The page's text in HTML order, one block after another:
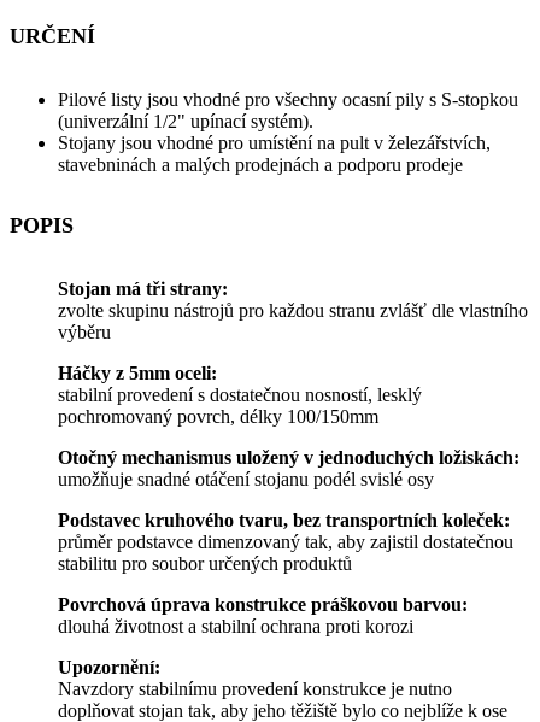
URČENÍ
Pilové listy jsou vhodné pro všechny ocasní pily s S-stopkou
(univerzální 1/2" upínací systém).
Stojany jsou vhodné pro umístění na pult v železářstvích,
stavebninách a malých prodejnách a podporu prodeje
POPIS
Stojan má tři strany:
zvolte skupinu nástrojů pro každou stranu zvlášť dle vlastního
výběru
Háčky z 5mm oceli:
stabilní provedení s dostatečnou nosností, lesklý
pochromovaný povrch, délky 100/150mm
Otočný mechanismus uložený v jednoduchých ložiskách:
umožňuje snadné otáčení stojanu podél svislé osy
Podstavec kruhového tvaru, bez transportních koleček:
průměr podstavce dimenzovaný tak, aby zajistil dostatečnou
stabilitu pro soubor určených produktů
Povrchová úprava konstrukce práškovou barvou:
dlouhá životnost a stabilní ochrana proti korozi
Upozornění:
Navzdory stabilnímu provedení konstrukce je nutno
doplňovat stojan tak, aby jeho těžiště bylo co nejblíže k ose